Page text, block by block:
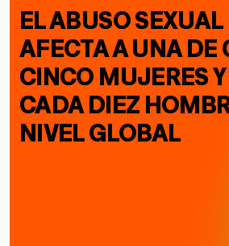
EL ABUSO
AFECTA A UNA DE
CINCO MUJERES
CADA DIEZ
NIVEL GLOBAL